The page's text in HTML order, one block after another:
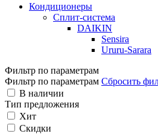
Кондиционеры
Сплит-система
DAIKIN
Sensira
Ururu-Sarara
Фильтр по параметрам
Фильтр по параметрам Сбросить
В наличии
Тип предложения
Хит
Скидки